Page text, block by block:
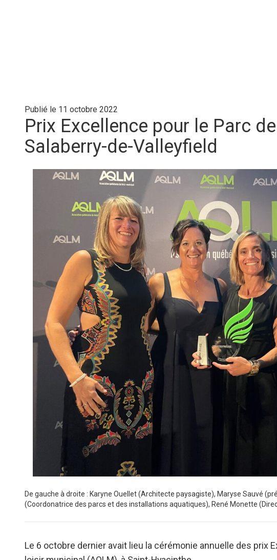
Publié le 11 octobre 2022
Prix Excellence pour le Parc
Salaberry-de-Valleyfield
De gauche à droite : Karyne Ouellet (Architecte paysagiste), Maryse Sauvé
(Coordonatrice des parcs et des installations aquatiques), René Monette
Le 6 octobre dernier avait lieu la cérémonie annuelle des prix